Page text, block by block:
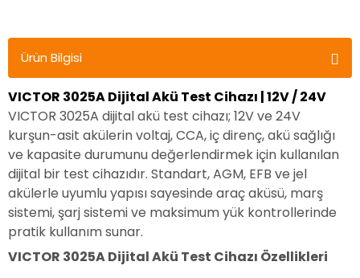
Ürün Bilgisi
VICTOR 3025A Dijital Akü Test Cihazı | 12V / 24V
VICTOR 3025A dijital akü test cihazı; 12V ve 24V
kurşun-asit akülerin voltaj, CCA, iç direnç, akü sağlığı
ve kapasite durumunu değerlendirmek için kullanılan
dijital bir test cihazıdır. Standart, AGM, EFB ve jel
akülerle uyumlu yapısı sayesinde araç aküsü, marş
sistemi, şarj sistemi ve maksimum yük kontrollerinde
pratik kullanım sunar.
VICTOR 3025A Dijital Akü Test Cihazı Özellikleri